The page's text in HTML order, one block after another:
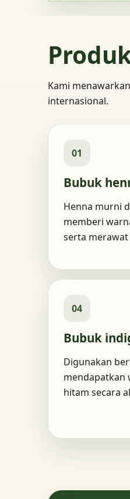
Kami
internasional.
01
Bubuk
Henna murni
memberi
serta
04
Bubuk
Digunakan
mendapatkan
hitam secara